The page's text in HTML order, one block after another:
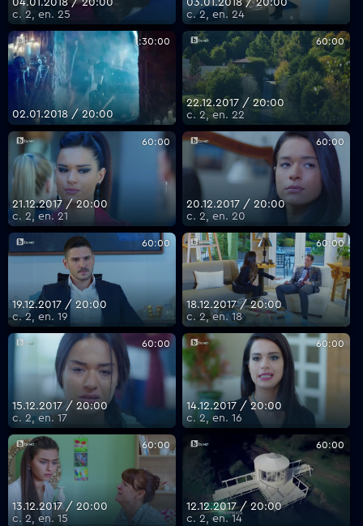
с. 2, еп. 25
с. 2, еп. 24
1:30:00
02.01.2018 / 20:00
60:00
22.12.2017 / 20:00
с. 2, еп. 22
60:00
21.12.2017 / 20:00
с. 2, еп. 21
60:00
20.12.2017 / 20:00
с. 2, еп. 20
60:00
19.12.2017 / 20:00
с. 2, еп. 19
60:00
18.12.2017 / 20:00
с. 2, еп. 18
60:00
15.12.2017 / 20:00
с. 2, еп. 17
60:00
14.12.2017 / 20:00
с. 2, еп. 16
60:00
13.12.2017 / 20:00
с. 2, еп. 15
60:00
12.12.2017 / 20:00
с. 2, еп. 14